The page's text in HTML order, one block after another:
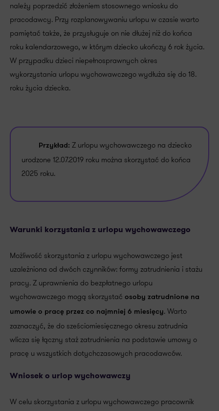
należy poprzedzić złożeniem stosownego wniosku do
pracodawcy. Przy rozplanowywaniu urlopu w czasie warto
pamiętać także, że przysługuje on nie dłużej niż do końca
roku kalendarzowego, w którym dziecko ukończy 6 rok życia.
W przypadku dzieci niepełnosprawnych okres
wykorzystania urlopu wychowawczego wydłuża się do 18.
roku życia dziecka.
Przykład: Z urlopu wychowawczego na dziecko
urodzone 12.07.2019 roku można skorzystać do końca
2025 roku.
Warunki korzystania z urlopu wychowawczego
Możliwość skorzystania z urlopu wychowawczego jest
uzależniona od dwóch czynników: formy zatrudnienia i stażu
pracy. Z uprawnienia do bezpłatnego urlopu
wychowawczego mogą skorzystać osoby zatrudnione na
umowie o pracę przez co najmniej 6 miesięcy. Warto
zaznaczyć, że do sześciomiesięcznego okresu zatrudnia
wlicza się łączny staż zatrudnienia na podstawie umowy o
pracę u wszystkich dotychczasowych pracodawców.
Wniosek o urlop wychowawczy
W celu skorzystania z urlopu wychowawczego pracownik